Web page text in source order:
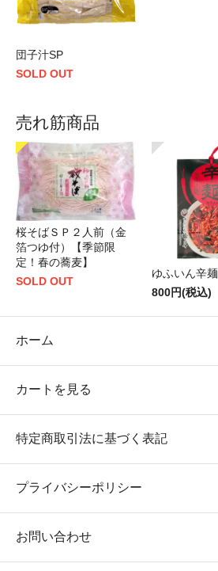
団子汁SP
SOLD OUT
売れ筋商品
桜そばＳＰ２人前（金
箔つゆ付）【季節限
定！春の蕎麦】
SOLD OUT
ゆふいん辛麺
800円(税込)
ホーム
カートを見る
特定商取引法に基づく表記
プライバシーポリシー
お問い合わせ